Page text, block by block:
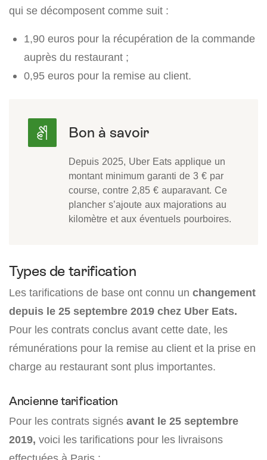
qui se décomposent comme suit :
1,90 euros pour la récupération de la commande
auprès du restaurant ;
0,95 euros pour la remise au client.
Depuis 2025, Uber Eats applique un
montant minimum garanti de 3 € par
course, contre 2,85 € auparavant. Ce
plancher s’ajoute aux majorations au
kilomètre et aux éventuels pourboires.
Types de tarification
Les tarifications de base ont connu un changement
depuis le 25 septembre 2019 chez Uber Eats.
Pour les contrats conclus avant cette date, les
rémunérations pour la remise au client et la prise en
charge au restaurant sont plus importantes.
Ancienne tarification
Pour les contrats signés avant le 25 septembre
2019, voici les tarifications pour les livraisons